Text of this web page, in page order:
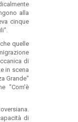
alla
cinque
quelle
di
in scena
Grande"
"Com'è
di